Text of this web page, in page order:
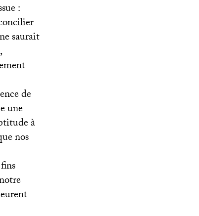
:
saurait
de
une
à
nos